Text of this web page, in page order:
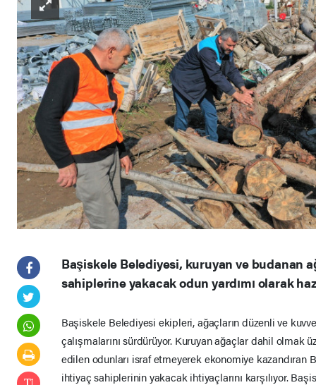
Başiskele Belediyesi, kuruyan ve budanan
sahiplerine yakacak odun yardımı olarak
Başiskele Belediyesi ekipleri, ağaçların düzenli ve
çalışmalarını sürdürüyor. Kuruyan ağaçlar dahil olmak
edilen odunları israf etmeyerek ekonomiye
ihtiyaç sahiplerinin yakacak ihtiyaçlarını karşılıyor.